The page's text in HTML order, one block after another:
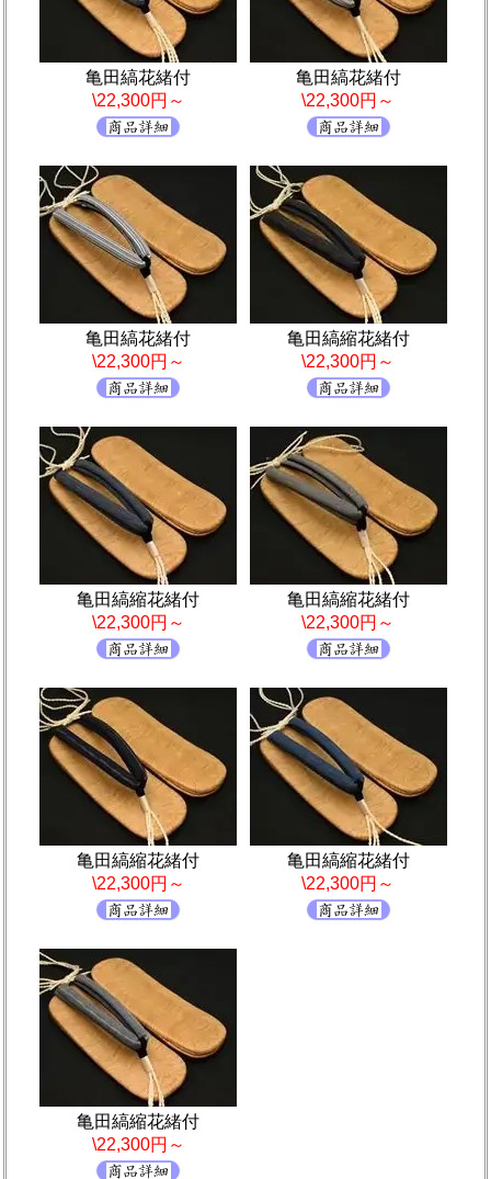
亀田縞花緒付
\22,300円～
亀田縞花緒付
\22,300円～
亀田縞花緒付
\22,300円～
亀田縞縮花緒付
\22,300円～
亀田縞縮花緒付
\22,300円～
亀田縞縮花緒付
\22,300円～
亀田縞縮花緒付
\22,300円～
亀田縞縮花緒付
\22,300円～
亀田縞縮花緒付
\22,300円～